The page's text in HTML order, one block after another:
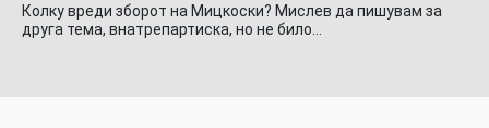
Колку вреди зборот на Мицкоски? Мислев да пишувам за
друга тема, внатрепартиска, но не било…